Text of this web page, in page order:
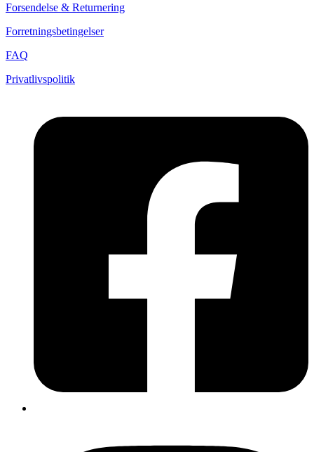
Forsendelse & Returnering
Forretningsbetingelser
FAQ
Privatlivspolitik